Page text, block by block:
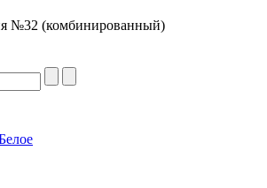
№32 (комбинированный)